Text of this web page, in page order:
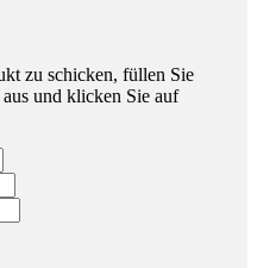
zu schicken, füllen Sie
und klicken Sie auf